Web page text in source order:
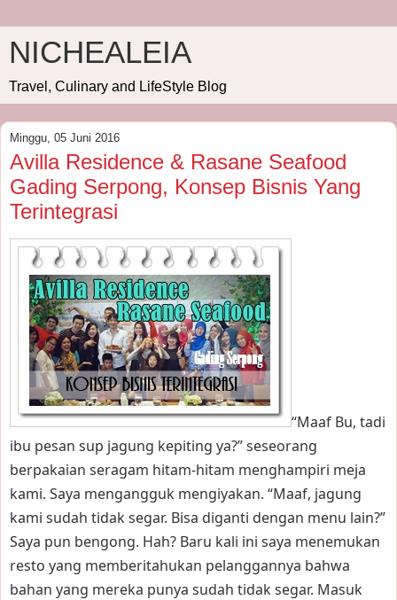
NICHEALEIA
Travel, Culinary and LifeStyle Blog
Minggu, 05 Juni 2016
Avilla Residence & Rasane Seafood
Gading Serpong, Konsep Bisnis Yang
Terintegrasi
“Maaf Bu, tadi
ibu pesan sup jagung kepiting ya?” seseorang
berpakaian seragam hitam-hitam menghampiri meja
kami. Saya mengangguk mengiyakan. “Maaf, jagung
kami sudah tidak segar. Bisa diganti dengan menu lain?”
Saya pun bengong. Hah? Baru kali ini saya menemukan
resto yang memberitahukan pelanggannya bahwa
bahan yang mereka punya sudah tidak segar. Masuk